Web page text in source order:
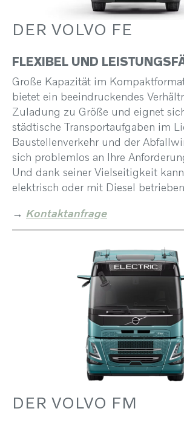
DER VOLVO FE
FLEXIBEL UND
Große Kapazität im
bietet ein beeindruckendes
Zuladung zu Größe und eignet
städtische Transportaufgaben im
Baustellenverkehr und der
sich problemlos an Ihre
Und dank seiner Vielseitigkeit
elektrisch oder mit Diesel
→ Kontaktanfrage
DER VOLVO FM